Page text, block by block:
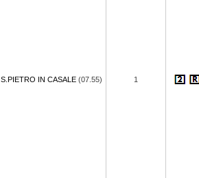
S.PIETRO IN CASALE (07.55) 1